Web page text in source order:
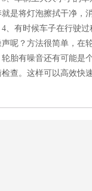
是将灯泡擦拭干净，
4、有时候车子在行驶
声呢？方法很简单，在
轮胎有噪音还有可能是
查。这样可以高效快